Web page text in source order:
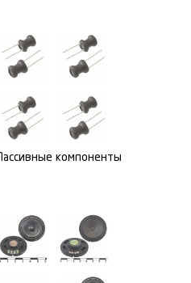
Пассивные компоненты